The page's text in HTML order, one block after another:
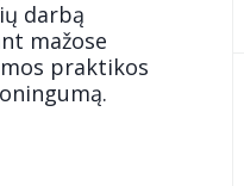
darbą
mažose
praktikos